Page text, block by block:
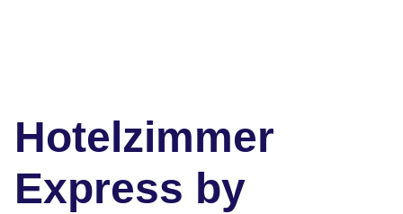
Hotelzimmer
Express by